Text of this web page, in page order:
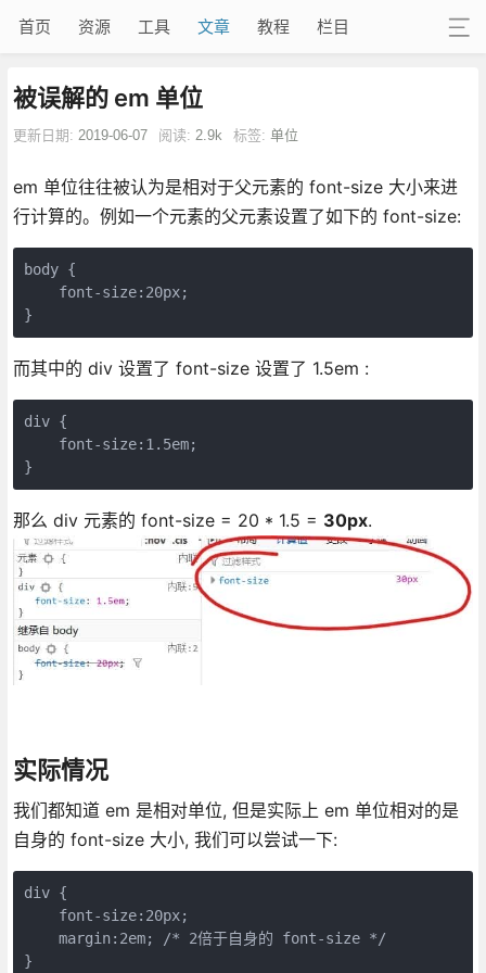
首页 资源 工具 文章 教程 栏目
被误解的 em 单位
更新日期: 2019-06-07 阅读: 2.9k 标签: 单位
em 单位往往被认为是相对于父元素的 font-size 大小来进
行计算的。例如一个元素的父元素设置了如下的 font-size:
body {
    font-size:20px;
}
而其中的 div 设置了 font-size 设置了 1.5em :
div {
    font-size:1.5em;
}
那么 div 元素的 font-size = 20 * 1.5 = 30px.
实际情况
我们都知道 em 是相对单位, 但是实际上 em 单位相对的是
自身的 font-size 大小, 我们可以尝试一下:
div {
    font-size:20px;
    margin:2em; /* 2倍于自身的 font-size */
}